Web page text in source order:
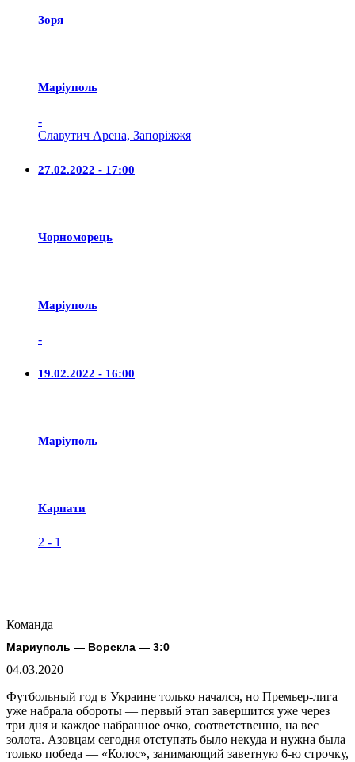
Зоря
Маріуполь
-
Славутич Арена, Запоріжжя
27.02.2022 - 17:00
Чорноморець
Маріуполь
-
19.02.2022 - 16:00
Маріуполь
Карпати
2 - 1
Команда
Мариуполь — Ворскла — 3:0
04.03.2020
Футбольный год в Украине только начался, но Премьер-лига
уже набрала обороты — первый этап завершится уже через
три дня и каждое набранное очко, соответственно, на вес
золота. Азовцам сегодня отступать было некуда и нужна была
только победа — «Колос», занимающий заветную 6-ю строчку,